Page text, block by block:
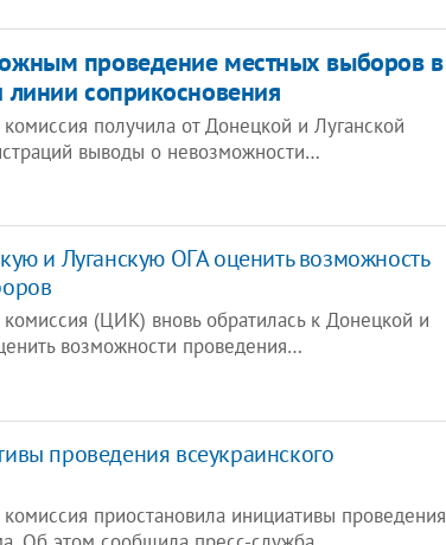
проведение местных выборов в
соприкосновения
получила от Донецкой и Луганской
выводы о невозможности…
и Луганскую ОГА оценить возможность
(ЦИК) вновь обратилась к Донецкой и
возможности проведения…
проведения всеукраинского
приостановила инициативы проведения